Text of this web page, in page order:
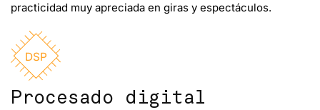
practicidad muy apreciada en giras y espectáculos.
DSP
Procesado digital